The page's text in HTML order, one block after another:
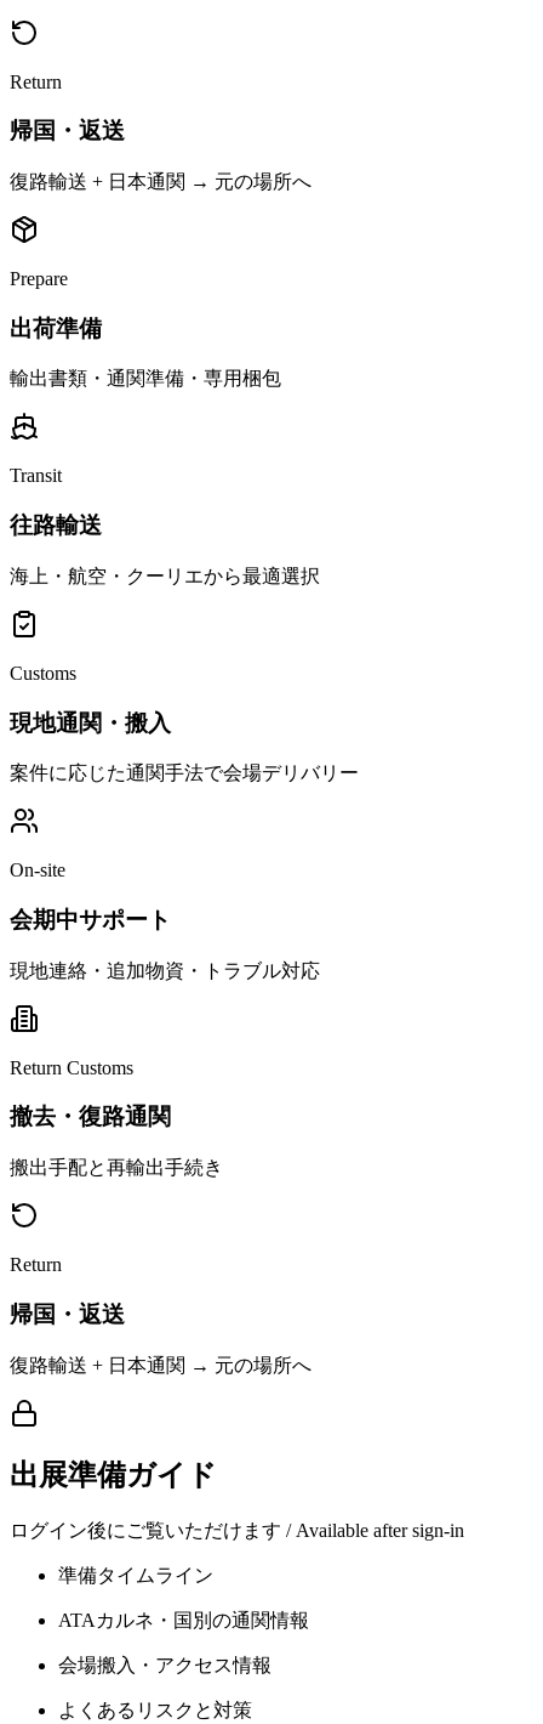
Return
帰国・返送
復路輸送 + 日本通関 → 元の場所へ
Prepare
出荷準備
輸出書類・通関準備・専用梱包
Transit
往路輸送
海上・航空・クーリエから最適選択
Customs
現地通関・搬入
案件に応じた通関手法で会場デリバリー
On-site
会期中サポート
現地連絡・追加物資・トラブル対応
Return Customs
撤去・復路通関
搬出手配と再輸出手続き
Return
帰国・返送
復路輸送 + 日本通関 → 元の場所へ
出展準備ガイド
ログイン後にご覧いただけます / Available after sign-in
準備タイムライン
ATAカルネ・国別の通関情報
会場搬入・アクセス情報
よくあるリスクと対策